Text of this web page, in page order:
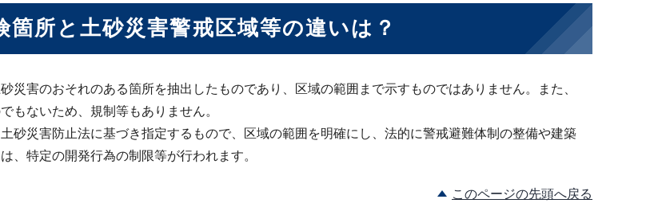
箇所と土砂災害警戒区域等の違いは？
災害のおそれのある箇所を抽出したものであり、区域の範囲まで示すものではありません。また、
もないため、規制等もありません。
砂災害防止法に基づき指定するもので、区域の範囲を明確にし、法的に警戒避難体制の整備や建築
、特定の開発行為の制限等が行われます。
このページの先頭へ戻る